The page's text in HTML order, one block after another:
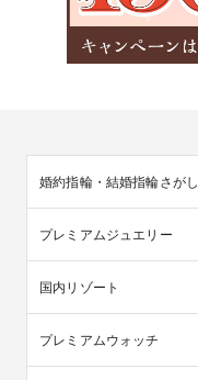
婚約指輪・結婚指輪さがし
プレミアムジュエリー
国内リゾート
プレミアムウォッチ